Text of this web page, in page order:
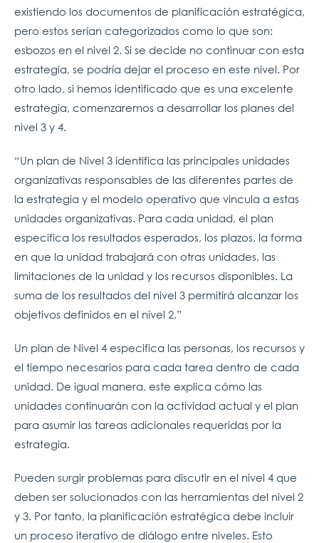
existiendo los documentos de planificación estratégica,
pero estos serían categorizados como lo que son:
esbozos en el nivel 2. Si se decide no continuar con esta
estrategia, se podría dejar el proceso en este nivel. Por
otro lado, si hemos identificado que es una excelente
estrategia, comenzaremos a desarrollar los planes del
nivel 3 y 4.
“Un plan de Nivel 3 identifica las principales unidades
organizativas responsables de las diferentes partes de
la estrategia y el modelo operativo que vincula a estas
unidades organizativas. Para cada unidad, el plan
especifica los resultados esperados, los plazos, la forma
en que la unidad trabajará con otras unidades, las
limitaciones de la unidad y los recursos disponibles. La
suma de los resultados del nivel 3 permitirá alcanzar los
objetivos definidos en el nivel 2.”
Un plan de Nivel 4 especifica las personas, los recursos y
el tiempo necesarios para cada tarea dentro de cada
unidad. De igual manera, este explica cómo las
unidades continuarán con la actividad actual y el plan
para asumir las tareas adicionales requeridas por la
estrategia.
Pueden surgir problemas para discutir en el nivel 4 que
deben ser solucionados con las herramientas del nivel 2
y 3. Por tanto, la planificación estratégica debe incluir
un proceso iterativo de diálogo entre niveles. Esto